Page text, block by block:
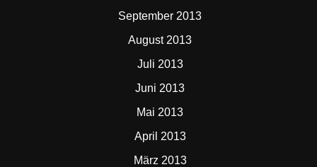
September 2013
August 2013
Juli 2013
Juni 2013
Mai 2013
April 2013
März 2013